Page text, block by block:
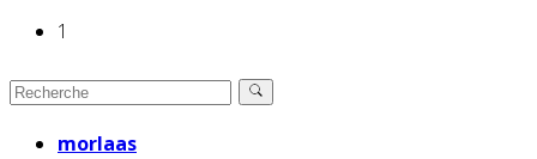
1
morlaas